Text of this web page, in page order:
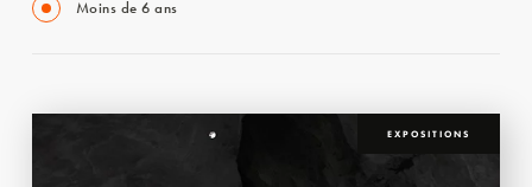
Moins de 6 ans
EXPOSITIONS